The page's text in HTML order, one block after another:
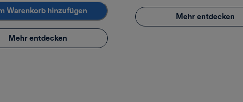
Warenkorb hinzufügen
Mehr entdecken
Mehr entdecken